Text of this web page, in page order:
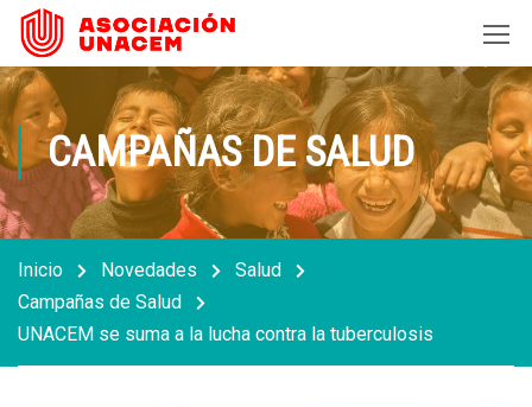
CAMPAÑAS DE SALUD
Inicio Novedades
Salud
Campañas de Salud
UNACEM se suma a la lucha contra la tuberculosis